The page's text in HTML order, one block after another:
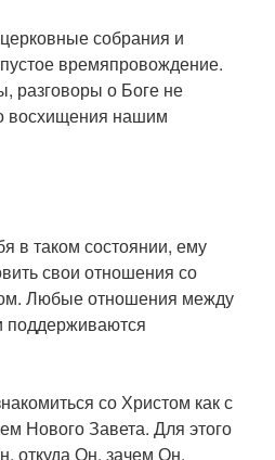
собрания и
времяпровождение.
разговоры о Боге не
восхищения нашим
в таком состоянии, ему
свои отношения со
Любые отношения между
поддерживаются
со Христом как с
Нового Завета. Для этого
откуда Он, зачем Он,